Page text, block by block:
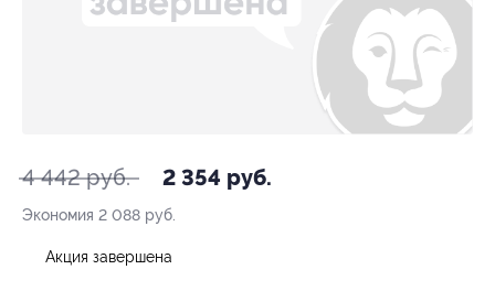
4 442 руб. 2 354 руб.
Экономия 2 088 руб.
Акция завершена